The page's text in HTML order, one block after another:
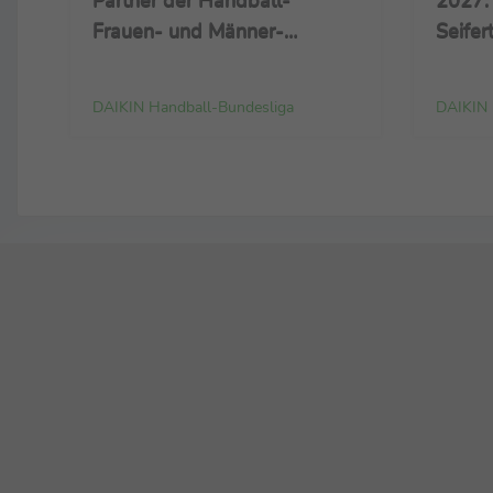
Frauen- und Männer-
Handball-Bundesliga
DAIKIN Handball-Bundesliga